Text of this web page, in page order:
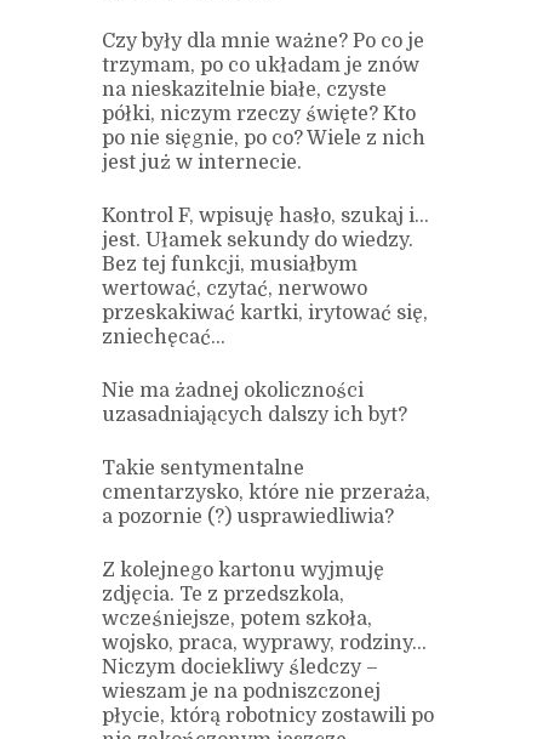
Czy były dla mnie ważne? Po co je
trzymam, po co układam je znów
na nieskazitelnie białe, czyste
półki, niczym rzeczy święte? Kto
po nie sięgnie, po co? Wiele z nich
jest już w internecie.
Kontrol F, wpisuję hasło, szukaj i…
jest. Ułamek sekundy do wiedzy.
Bez tej funkcji, musiałbym
wertować, czytać, nerwowo
przeskakiwać kartki, irytować się,
zniechęcać…
Nie ma żadnej okoliczności
uzasadniających dalszy ich byt?
Takie sentymentalne
cmentarzysko, które nie przeraża,
a pozornie (?) usprawiedliwia?
Z kolejnego kartonu wyjmuję
zdjęcia. Te z przedszkola,
wcześniejsze, potem szkoła,
wojsko, praca, wyprawy, rodziny…
Niczym dociekliwy śledczy –
wieszam je na podniszczonej
płycie, którą robotnicy zostawili po